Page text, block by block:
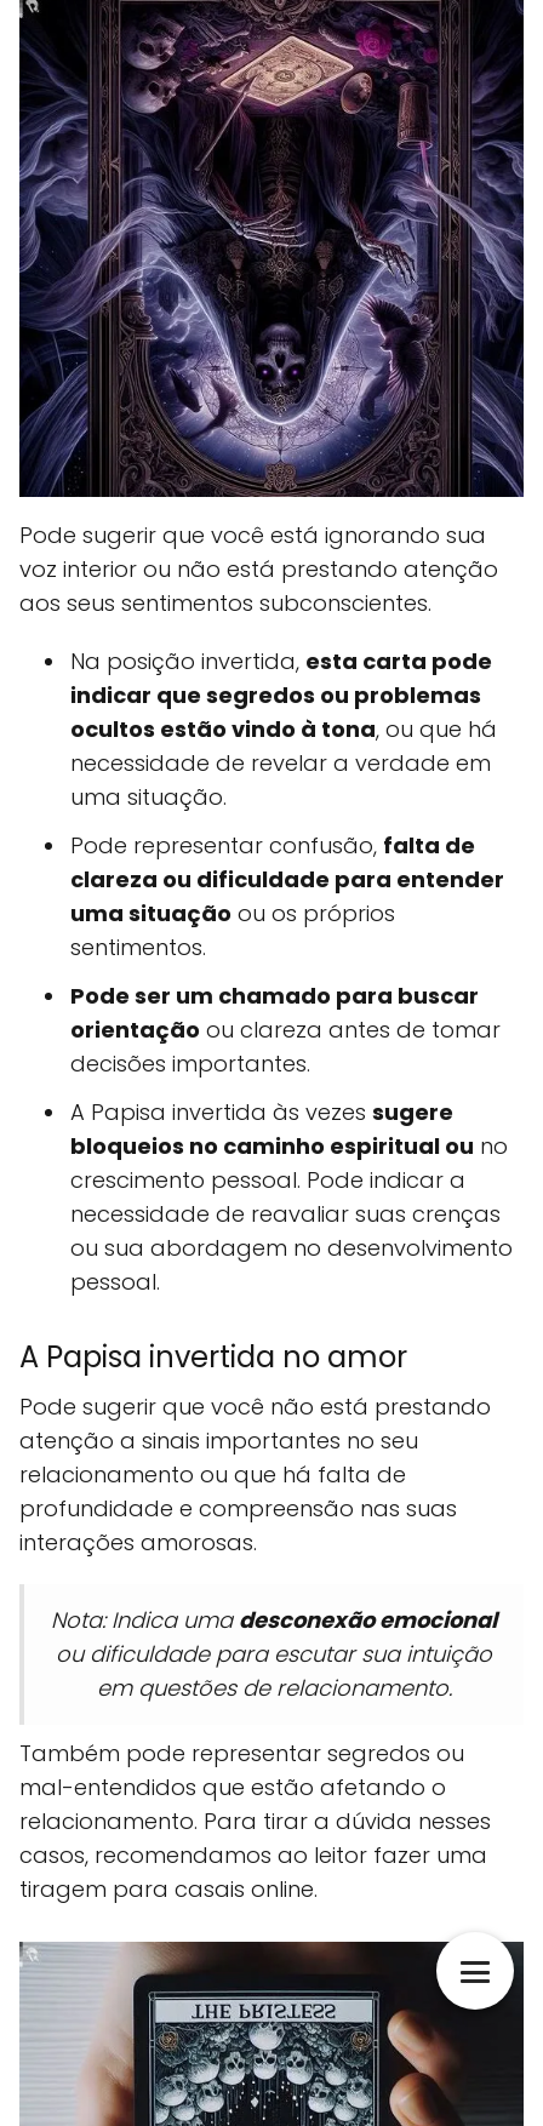
Pode sugerir que você está ignorando sua
voz interior ou não está prestando atenção
aos seus sentimentos subconscientes.
Na posição invertida, esta carta pode
indicar que segredos ou problemas
ocultos estão vindo à tona, ou que há
necessidade de revelar a verdade em
uma situação.
Pode representar confusão, falta de
clareza ou dificuldade para entender
uma situação ou os próprios
sentimentos.
Pode ser um chamado para buscar
orientação ou clareza antes de tomar
decisões importantes.
A Papisa invertida às vezes sugere
bloqueios no caminho espiritual ou no
crescimento pessoal. Pode indicar a
necessidade de reavaliar suas crenças
ou sua abordagem no desenvolvimento
pessoal.
A Papisa invertida no amor
Pode sugerir que você não está prestando
atenção a sinais importantes no seu
relacionamento ou que há falta de
profundidade e compreensão nas suas
interações amorosas.
Nota: Indica uma desconexão emocional
ou dificuldade para escutar sua intuição
em questões de relacionamento.
Também pode representar segredos ou
mal-entendidos que estão afetando o
relacionamento. Para tirar a dúvida nesses
casos, recomendamos ao leitor fazer uma
tiragem para casais online.